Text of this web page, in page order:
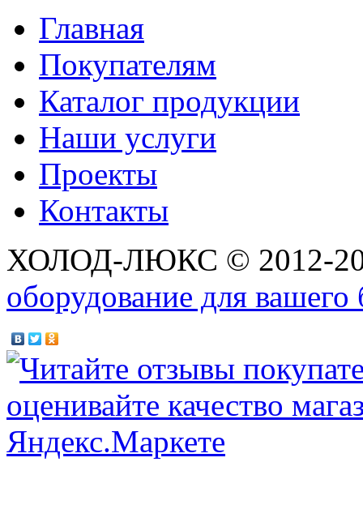
Главная
Покупателям
Каталог продукции
Наши услуги
Проекты
Контакты
ХОЛОД-ЛЮКС © 2012-
оборудование для вашего